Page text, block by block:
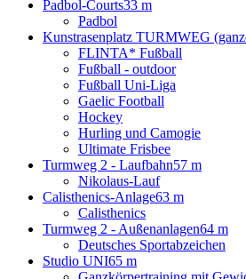
Padbol-Courts33 m
Padbol
Kunstrasenplatz TURMWEG
FLINTA* Fußball
Fußball - outdoor
Fußball Uni-Liga
Gaelic Football
Hockey
Hurling und Camogie
Ultimate Frisbee
Turmweg 2 - Laufbahn57 m
Nikolaus-Lauf
Calisthenics-Anlage63 m
Calisthenics
Turmweg 2 - Außenanlagen64 m
Deutsches Sportabzeichen
Studio UNI65 m